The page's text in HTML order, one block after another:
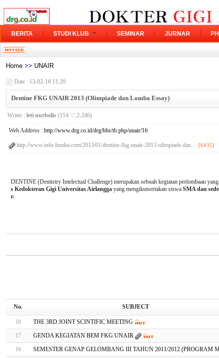
BERITA STUDI KLUB SEMINAR JURNAR
Home >> UNAIR
Date : 13-02-16 11:20
Dentine FKG UNAIR 2013 (Olimpiade dan Lomba Essay)
Writer : leti nurholis(114.♡.2.246)
Web Address : http://www.drg.co.id/drg/bbs/tb.php/unair/16
http://www.info-lomba.com/2013/01/dentine-fkg-unair-2013-olimpiade-dan… [6435]
DENTINE (Dentistry Intelectual Challenge) merupakan sebuah kegiatan perlombaan
s Kedokteran Gigi Universitas Airlanggayang mengikutsertakan siswa SMA dan
r.
No. SUBJECT
18
THE 3RD JOINT SCINTIFIC MEETING
17
GENDA KEGIATAN BEM FKG UNAIR
16
SEMESTER GENAP GELOMBANG III TAHUN 2011/2012 (PROGRAM